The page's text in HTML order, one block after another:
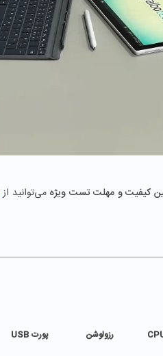
کیفیت و مهلت تست ویژه می‌توانید از
رزولوشن پورت USB